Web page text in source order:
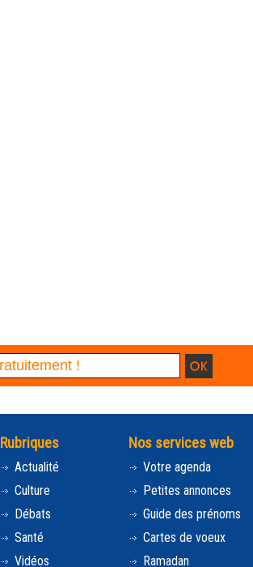
Rubriques
Actualité
Culture
Débats
Santé
Vidéos
Nos services web
Votre agenda
Petites annonces
Guide des prénoms
Cartes de voeux
Ramadan